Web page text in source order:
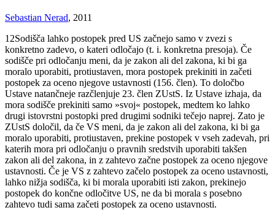
Sebastian Nerad, 2011
12Sodišča lahko postopek pred US začnejo samo v zvezi s
konkretno zadevo, o kateri odločajo (t. i. konkretna presoja). Če
sodišče pri odločanju meni, da je zakon ali del zakona, ki bi ga
moralo uporabiti, protiustaven, mora postopek prekiniti in začeti
postopek za oceno njegove ustavnosti (156. člen). To določbo
Ustave natančneje razčlenjuje 23. člen ZUstS. Iz Ustave izhaja, da
mora sodišče prekiniti samo »svoj« postopek, medtem ko lahko
drugi istovrstni postopki pred drugimi sodniki tečejo naprej. Zato je
ZUstS določil, da če VS meni, da je zakon ali del zakona, ki bi ga
moralo uporabiti, protiustaven, prekine postopek v vseh zadevah, pri
katerih mora pri odločanju o pravnih sredstvih uporabiti takšen
zakon ali del zakona, in z zahtevo začne postopek za oceno njegove
ustavnosti. Če je VS z zahtevo začelo postopek za oceno ustavnosti,
lahko nižja sodišča, ki bi morala uporabiti isti zakon, prekinejo
postopek do končne odločitve US, ne da bi morala s posebno
zahtevo tudi sama začeti postopek za oceno ustavnosti.